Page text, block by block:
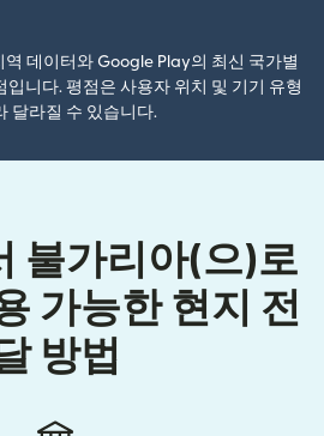
데이터와 Google Play의 최신 국가별
니다. 평점은 사용자 위치 및 기기 유형
달라질 수 있습니다.
불가리아(으)로
가능한 현지 전
방법